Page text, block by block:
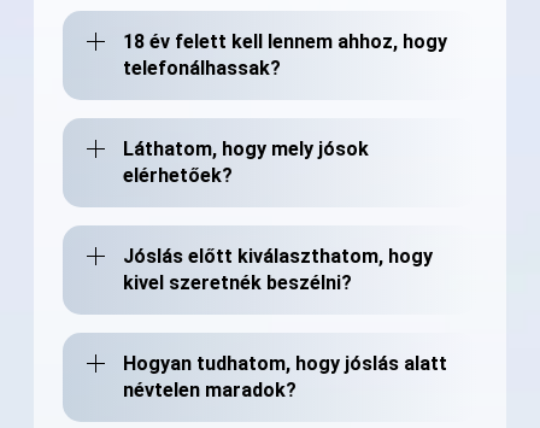
18 év felett kell lennem ahhoz, hogy
telefonálhassak?
Láthatom, hogy mely jósok
elérhetőek?
Jóslás előtt kiválaszthatom, hogy
kivel szeretnék beszélni?
Hogyan tudhatom, hogy jóslás alatt
névtelen maradok?